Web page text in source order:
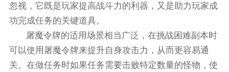
忽视，它既是玩家提高战斗力的利器，又是助力玩家成
功完成任务的关键道具。
屠魔令牌的适用场景相当广泛，在挑战困难副本时
可以使用屠魔令牌来提升自身攻击力，从而更容易通
关。在做任务时如果任务需要击败特定数量的怪物，使